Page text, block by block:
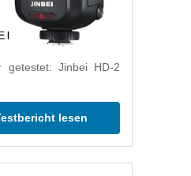
getestet: Jinbei HD-2
lesen